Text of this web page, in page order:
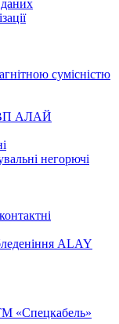
даних
сумісністю
АЛАЙ
негорючі
ALAY
«Спецкабель»